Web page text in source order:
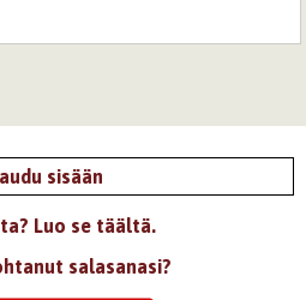
sisään
Luo se täältä.
salasanasi?